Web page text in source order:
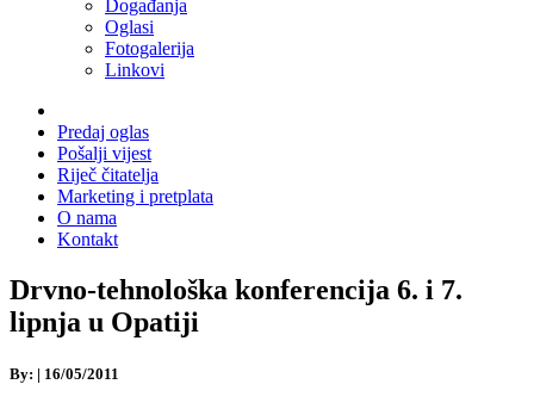
Događanja
Oglasi
Fotogalerija
Linkovi
Predaj oglas
Pošalji vijest
Riječ čitatelja
Marketing i pretplata
O nama
Kontakt
Drvno-tehnološka konferencija 6. i 7.
lipnja u Opatiji
By: | 16/05/2011